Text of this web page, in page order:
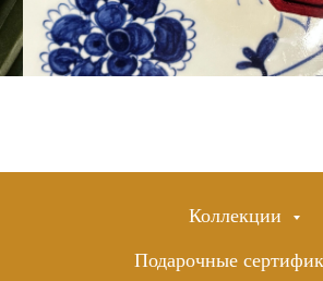
Коллекции
Подарочные